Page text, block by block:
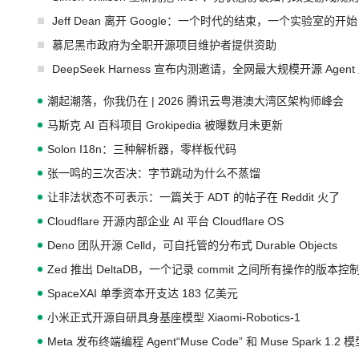
Jeff Dean 离开 Google：一个时代的结束，一个实验室的开始
慕尼黑市政府为全职开源项目维护者提供资助
DeepSeek Harness 宣布内测邀请，全网最大规模开源 Agent
潮起潮落，你我仍在 | 2026 腾讯云粤港澳大湾区架构师峰会
马斯克 AI 百科项目 Grokipedia 被曝数月未更新
Solon I18n：三种解析器，零样板代码
张一鸣的三次否决：字节跳动为什么不蒸馏
让非法状态不可表示：一篇关于 ADT 的帖子在 Reddit 火了
Cloudflare 开源内部企业 AI 平台 Cloudflare OS
Deno 团队开源 Celld，可自托管的分布式 Durable Objects
Zed 推出 DeltaDB，一个记录 commit 之间所有操作的版本控
SpaceXAI 单季资本开支达 183 亿美元
小米正式开源自研具身基座模型 Xiaomi-Robotics-1
Meta 发布终端编程 Agent“Muse Code” 和 Muse Spark 1.2 模